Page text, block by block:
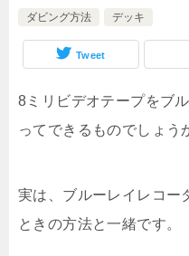
ダビング方法
デッキ
Tweet
8ミリビデオテープをブ
ってできるものでしょう
実は、ブルーレイレコー
ときの方法と一緒です。